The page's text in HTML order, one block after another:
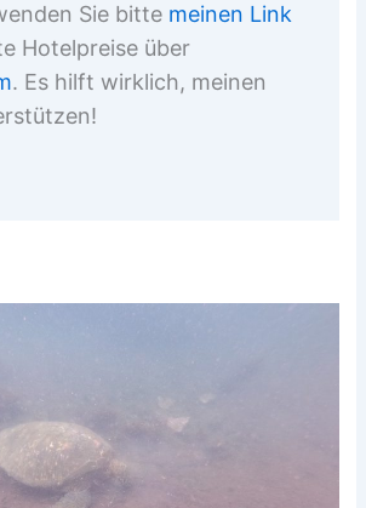
Sie bitte meinen Link
Hotelpreise über
. Es hilft wirklich, meinen